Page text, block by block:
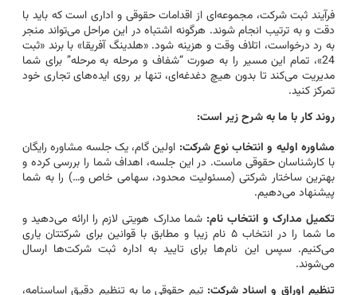
فرآیند ثبت شرکت، مجموعه‌ای از اقدامات حقوقی و اداری است که باید با
دقت و به ترتیب انجام شوند. هرگونه اشتباه در این مراحل می‌تواند منجر
به رد درخواست، اتلاف وقت و هزینه شود. «هلدینگ آفریقا» با برند «ثبت
24»، تمام این مسیر را به صورت “شفاف و مرحله به مرحله” برای شما
مدیریت می‌کند تا بدون هیچ دغدغه‌ای، تنها بر روی ایده‌های تجاری خود
تمرکز کنید.
روند کار با ما به شرح زیر است:
مشاوره اولیه و انتخاب نوع شرکت: اولین گام، یک جلسه مشاوره رایگان
با کارشناسان حقوقی ماست. در این جلسه، اهداف شما را بررسی کرده و
بهترین ساختار شرکتی (مسئولیت محدود، سهامی خاص و…) را به شما
پیشنهاد می‌دهیم.
تکمیل مدارک و انتخاب نام: شما مدارک هویتی لازم را ارائه می‌دهید و
ما شما را در انتخاب ۵ نام زیبا و مطابق با قوانین برای شرکتتان یاری
می‌کنیم. سپس این نام‌ها برای تایید به اداره ثبت شرکت‌ها ارسال
می‌شوند.
تنظیم اوراق و اسناد شرکت: تیم حقوقی ما به تنظیم دقیق اساسنامه،